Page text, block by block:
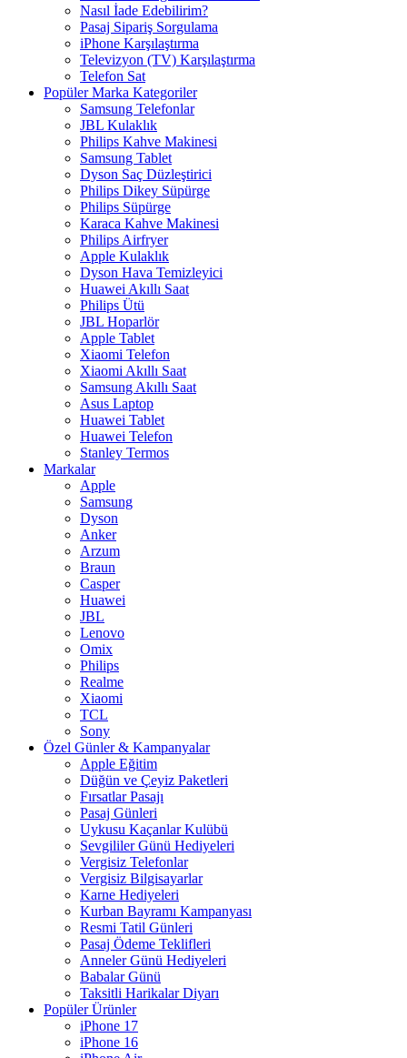
Nasıl İade Edebilirim?
Pasaj Sipariş Sorgulama
iPhone Karşılaştırma
Televizyon (TV) Karşılaştırma
Telefon Sat
Popüler Marka Kategoriler
Samsung Telefonlar
JBL Kulaklık
Philips Kahve Makinesi
Samsung Tablet
Dyson Saç Düzleştirici
Philips Dikey Süpürge
Philips Süpürge
Karaca Kahve Makinesi
Philips Airfryer
Apple Kulaklık
Dyson Hava Temizleyici
Huawei Akıllı Saat
Philips Ütü
JBL Hoparlör
Apple Tablet
Xiaomi Telefon
Xiaomi Akıllı Saat
Samsung Akıllı Saat
Asus Laptop
Huawei Tablet
Huawei Telefon
Stanley Termos
Markalar
Apple
Samsung
Dyson
Anker
Arzum
Braun
Casper
Huawei
JBL
Lenovo
Omix
Philips
Realme
Xiaomi
TCL
Sony
Özel Günler & Kampanyalar
Apple Eğitim
Düğün ve Çeyiz Paketleri
Fırsatlar Pasajı
Pasaj Günleri
Uykusu Kaçanlar Kulübü
Sevgililer Günü Hediyeleri
Vergisiz Telefonlar
Vergisiz Bilgisayarlar
Karne Hediyeleri
Kurban Bayramı Kampanyası
Resmi Tatil Günleri
Pasaj Ödeme Teklifleri
Anneler Günü Hediyeleri
Babalar Günü
Taksitli Harikalar Diyarı
Popüler Ürünler
iPhone 17
iPhone 16